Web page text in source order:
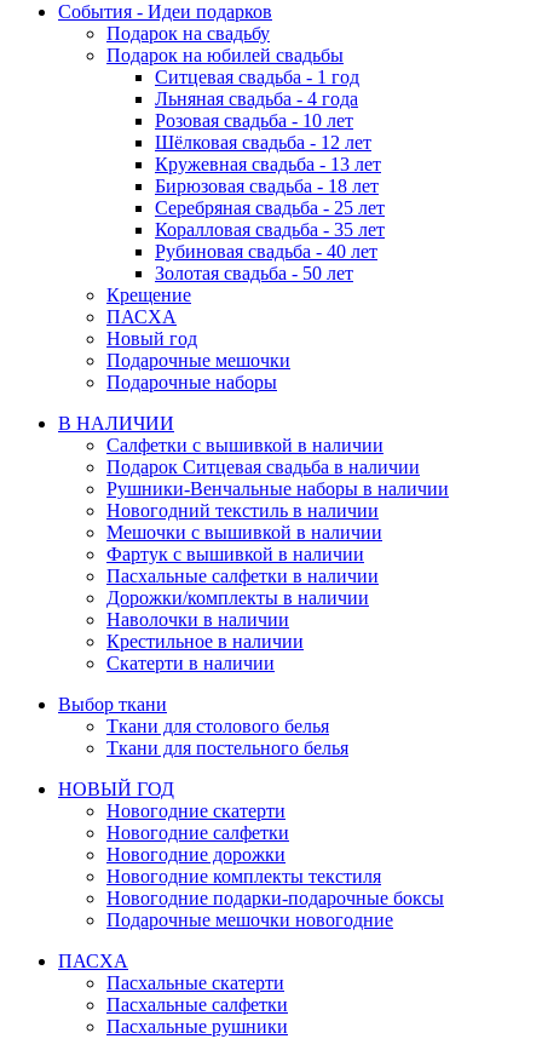
События - Идеи подарков
Подарок на свадьбу
Подарок на юбилей свадьбы
Ситцевая свадьба - 1 год
Льняная свадьба - 4 года
Розовая свадьба - 10 лет
Шёлковая свадьба - 12 лет
Кружевная свадьба - 13 лет
Бирюзовая свадьба - 18 лет
Серебряная свадьба - 25 лет
Коралловая свадьба - 35 лет
Рубиновая свадьба - 40 лет
Золотая свадьба - 50 лет
Крещение
ПАСХА
Новый год
Подарочные мешочки
Подарочные наборы
В НАЛИЧИИ
Салфетки с вышивкой в наличии
Подарок Ситцевая свадьба в наличии
Рушники-Венчальные наборы в наличии
Новогодний текстиль в наличии
Мешочки с вышивкой в наличии
Фартук с вышивкой в наличии
Пасхальные салфетки в наличии
Дорожки/комплекты в наличии
Наволочки в наличии
Крестильное в наличии
Скатерти в наличии
Выбор ткани
Ткани для столового белья
Ткани для постельного белья
НОВЫЙ ГОД
Новогодние скатерти
Новогодние салфетки
Новогодние дорожки
Новогодние комплекты текстиля
Новогодние подарки-подарочные боксы
Подарочные мешочки новогодние
ПАСХА
Пасхальные скатерти
Пасхальные салфетки
Пасхальные рушники